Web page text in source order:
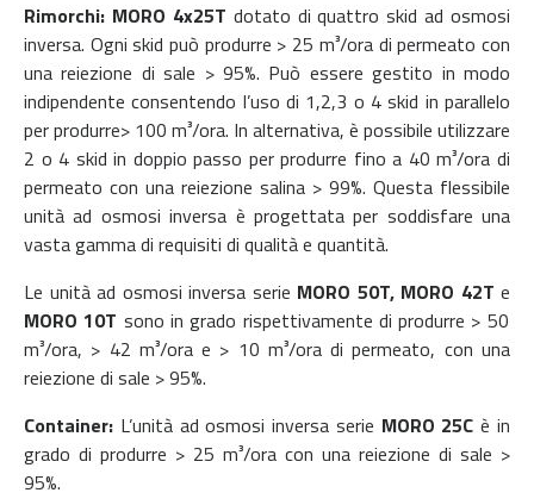
Rimorchi: MORO 4x25T dotato di quattro skid ad osmosi
inversa. Ogni skid può produrre > 25 m³/ora di permeato con
una reiezione di sale > 95%. Può essere gestito in modo
indipendente consentendo l’uso di 1,2,3 o 4 skid in parallelo
per produrre> 100 m³/ora. In alternativa, è possibile utilizzare
2 o 4 skid in doppio passo per produrre fino a 40 m³/ora di
permeato con una reiezione salina > 99%. Questa flessibile
unità ad osmosi inversa è progettata per soddisfare una
vasta gamma di requisiti di qualità e quantità.
Le unità ad osmosi inversa serie MORO 50T, MORO 42T e
MORO 10T sono in grado rispettivamente di produrre > 50
m³/ora, > 42 m³/ora e > 10 m³/ora di permeato, con una
reiezione di sale > 95%.
Container: L’unità ad osmosi inversa serie MORO 25C è in
grado di produrre > 25 m³/ora con una reiezione di sale >
95%.